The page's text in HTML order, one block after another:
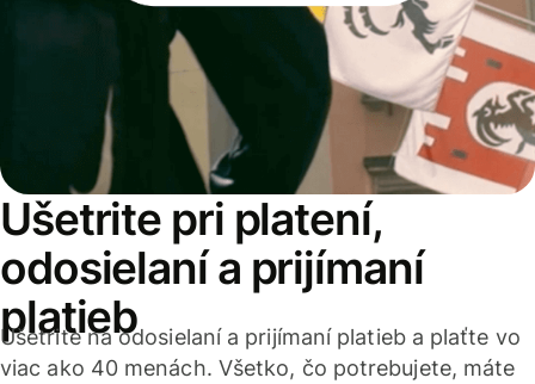
Ušetrite pri platení,
odosielaní a prijímaní
platieb
Ušetrite na odosielaní a prijímaní platieb a plaťte vo
viac ako 40 menách. Všetko, čo potrebujete, máte